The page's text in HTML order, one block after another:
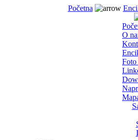
Početna
O
Foto